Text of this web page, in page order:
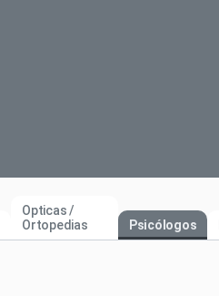
Opticas /
Ortopedias
Psicólogos